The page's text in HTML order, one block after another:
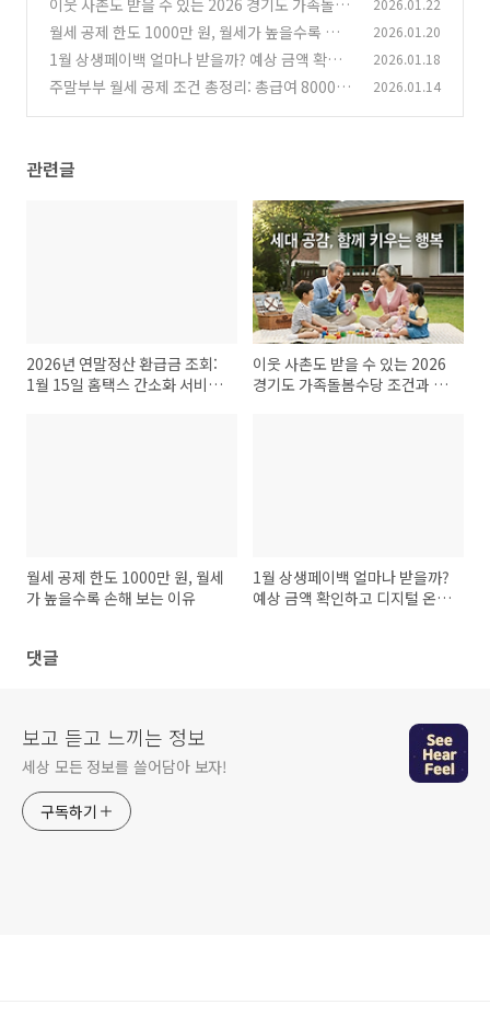
(0)
이웃 사촌도 받을 수 있는 2026 경기도 가족돌봄
수당 조건과 경기민원24 접수법
(0)
2026.01.22
월세 공제 한도 1000만 원, 월세가 높을수록 손해
보는 이유 (1)
2026.01.20
1월 상생페이백 얼마나 받을까? 예상 금액 확인
하고 디지털 온누리상품권으로 알뜰하게 쇼핑하
2026.01.18
주말부부 월세 공제 조건 총정리: 총급여 8000 기
2026.01.14
관련글
2026년 연말정산 환급금 조회:
1월 15일 홈택스 간소화 서비스
이웃 사촌도 받을 수 있는 2026
경기도 가족돌봄수당 조건과 경
월세 공제 한도 1000만 원, 월세
가 높을수록 손해 보는 이유
1월 상생페이백 얼마나 받을까?
예상 금액 확인하고 디지털 온누
댓글
보고 듣고 느끼는 정보
세상 모든 정보를 쓸어담아 보자!
구독하기